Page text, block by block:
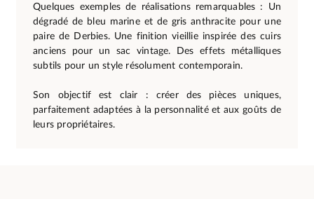
Quelques exemples de réalisations remarquables : Un
dégradé de bleu marine et de gris anthracite pour une
paire de Derbies. Une finition vieillie inspirée des cuirs
anciens pour un sac vintage. Des effets métalliques
subtils pour un style résolument contemporain.
Son objectif est clair : créer des pièces uniques,
parfaitement adaptées à la personnalité et aux goûts de
leurs propriétaires.